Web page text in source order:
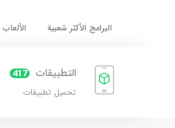
البرامج الأكثر شعبية
التطبيقات 417
تحميل تطبيقات